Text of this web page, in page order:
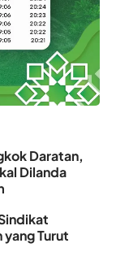
Daratan,
Dilanda
yang Turut